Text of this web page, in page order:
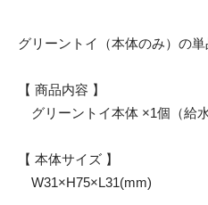
グリーントイ（本体のみ）の単
【 商品内容 】
グリーントイ本体 ×1個（給
【 本体サイズ 】
W31×H75×L31(mm)